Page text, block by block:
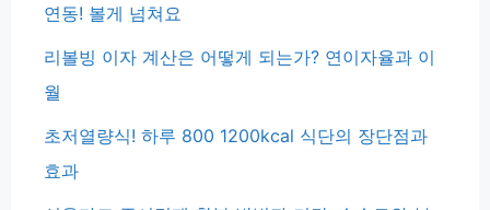
연동! 볼게 넘쳐요
리볼빙 이자 계산은 어떻게 되는가? 연이자율과 이
월
초저열량식! 하루 800 1200kcal 식단의 장단점과
효과